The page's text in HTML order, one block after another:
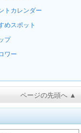
トカレンダー
めスポット
プ
ワー
ページの先頭へ ▲